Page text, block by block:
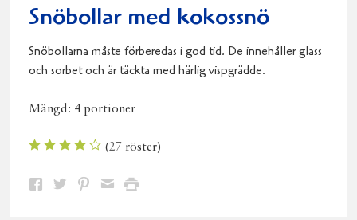
Snöbollar med kokossnö
Snöbollarna måste förberedas i god tid. De innehåller glass
och sorbet och är täckta med härlig vispgrädde.
Mängd: 4 portioner
(27 röster)
Dela Dela Dela DelaSkriv